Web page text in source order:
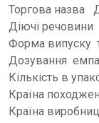
Торгова назва
Діючі
Форма випуску
Дозування
Кількість в
Країна
Країна